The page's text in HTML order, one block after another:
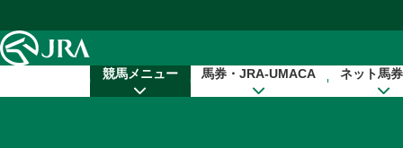
競馬メニュー 馬券・JRA-UMACA ネット馬